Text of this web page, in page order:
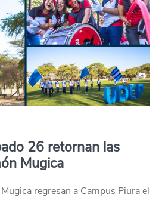
26 retornan las
Mugica
regresan a Campus Piura el